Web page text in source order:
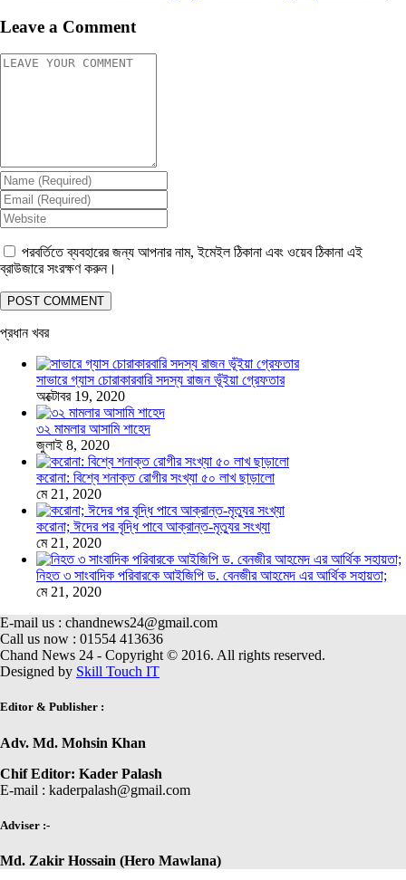
Leave a Comment
পরবর্তিতে ব্যবহারের জন্য আপনার নাম, ইমেইল ঠিকানা এবং ওয়েব ঠিকানা এই
ব্রাউজারে সংরক্ষণ করুন।
প্রধান খবর
সাভারে গ্যাস চোরাকারবারি সদস্য রাজন ভূঁইয়া গ্রেফতার
অক্টোবর 19, 2020
৩২ মামলার আসামি শাহেদ
জুলাই 8, 2020
করোনা: বিশ্বে শনাক্ত রোগীর সংখ্যা ৫০ লাখ ছাড়ালো
মে 21, 2020
করোনা; ঈদের পর বৃদ্ধি পাবে আক্রান্ত-মৃত্যুর সংখ্যা
মে 21, 2020
নিহত ৩ সাংবাদিক পরিবারকে আইজিপি ড. বেনজীর আহমেদ এর আর্থিক সহায়তা;
মে 21, 2020
E-mail us : chandnews24@gmail.com
Call us now : 01554 413636
Chand News 24 - Copyright © 2016. All rights reserved.
Designed by Skill Touch IT
Editor & Publisher :
Adv. Md. Mohsin Khan
Chif Editor: Kader Palash
E-mail : kaderpalash@gmail.com
Adviser :-
Md. Zakir Hossain (Hero Mawlana)